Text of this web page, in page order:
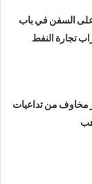
السفن في باب
تجارة النفط
مخاوف من تداعيات